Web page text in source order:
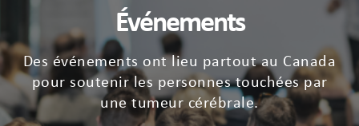
Événements
Des événements ont lieu partout au Canada
pour soutenir les personnes touchées par
une tumeur cérébrale.